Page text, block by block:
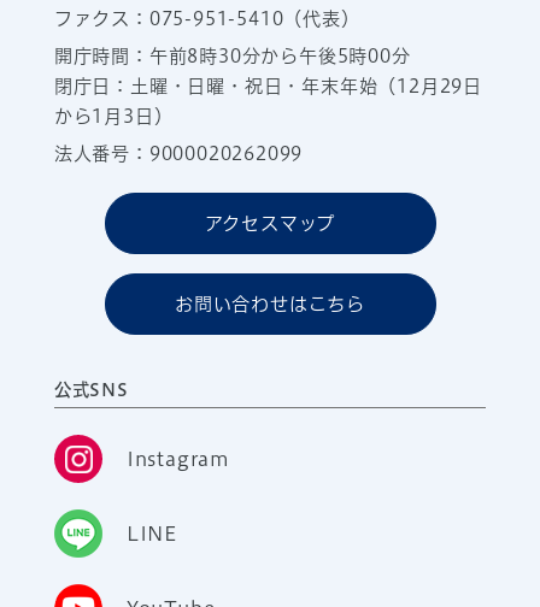
ファクス：075-951-5410（代表）
開庁時間：午前8時30分から午後5時00分
閉庁日：土曜・日曜・祝日・年末年始（12月29日
から1月3日）
法人番号：9000020262099
アクセスマップ
お問い合わせはこちら
公式SNS
Instagram
LINE